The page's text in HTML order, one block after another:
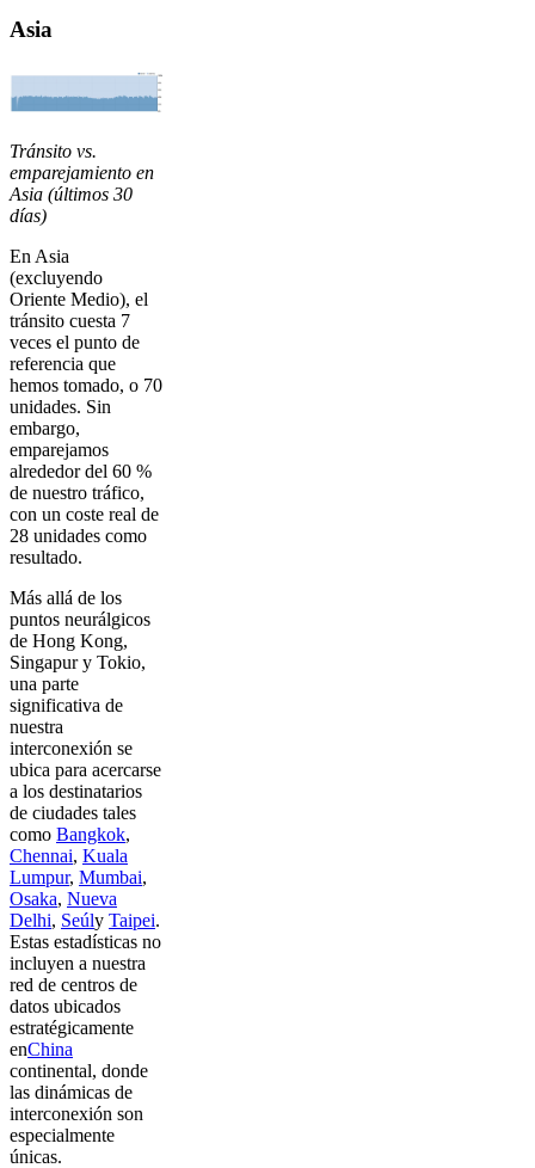
Asia
Tránsito vs.
emparejamiento en
Asia (últimos 30
días)
En Asia
(excluyendo
Oriente Medio), el
tránsito cuesta 7
veces el punto de
referencia que
hemos tomado, o 70
unidades. Sin
embargo,
emparejamos
alrededor del 60 %
de nuestro tráfico,
con un coste real de
28 unidades como
resultado.
Más allá de los
puntos neurálgicos
de Hong Kong,
Singapur y Tokio,
una parte
significativa de
nuestra
interconexión se
ubica para acercarse
a los destinatarios
de ciudades tales
como Bangkok,
Chennai, Kuala
Lumpur, Mumbai,
Osaka, Nueva
Delhi, Seúly Taipei.
Estas estadísticas no
incluyen a nuestra
red de centros de
datos ubicados
estratégicamente
enChina
continental, donde
las dinámicas de
interconexión son
especialmente
únicas.